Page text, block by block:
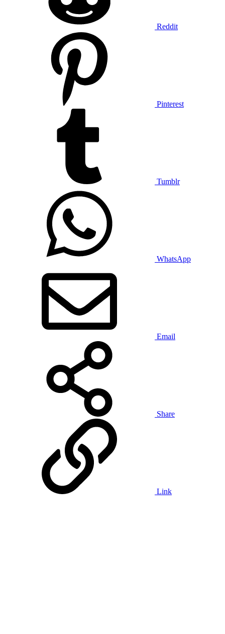
Reddit
Pinterest
Tumblr
WhatsApp
Email
Share
Link